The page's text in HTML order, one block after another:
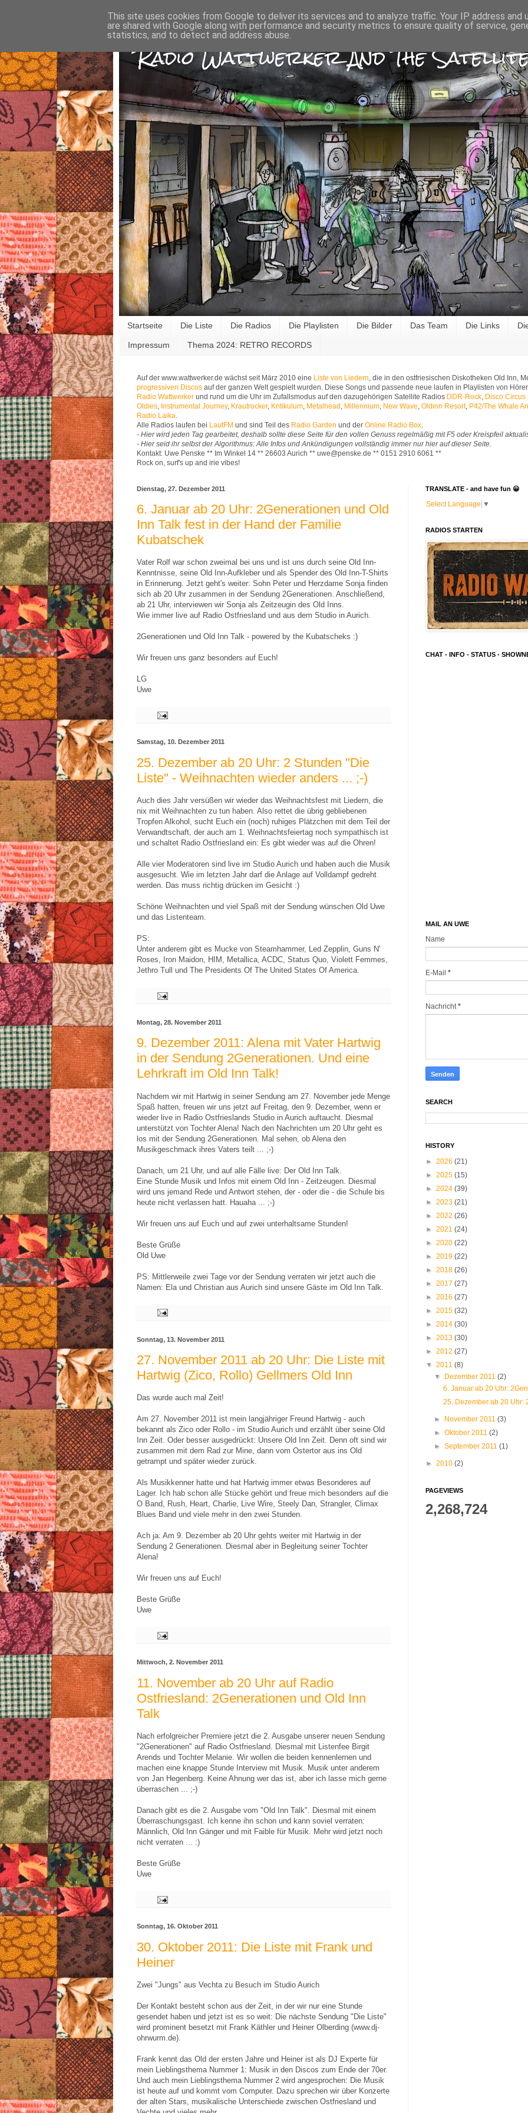
Radio Wattwerker And The
Startseite Die Liste Die Radios Die Playlisten Die Bilder Das Team Die Links
Impressum Thema 2024: RETRO RECORDS
Auf der www.wattwerker.de wächst seit März 2010 eine Liste von Liedern , die in den ostfriesischen Diskotheken Old Inn,
progressiven Discos auf der ganzen Welt gespielt wurden. Diese Songs und passende neue laufen in Playlisten von
Radio Wattwerker und rund um die Uhr im Zufallsmodus auf den dazugehörigen Satellite Radios DDR-Rock Disco Circus
Oldies Instrumental Journey, Krautrocker, Kritikulum Metalhead Millennium New Wave Oldinn Resort, P42/The Whale
Radio Laika
Alle Radios laufen bei LautFM und sind Teil des Radio Garden und der Online Radio Box
- Hier wird jeden Tag gearbeitet, deshalb sollte diese Seite für den vollen Genuss regelmäßig mit F5 oder Kreispfeil
- Hier seid ihr selbst der Algorithmus: Alle Infos und Ankündigungen vollständig immer nur hier auf dieser Seite.
Kontakt: Uwe Penske ** Im Winkel 14 ** 26603 Aurich ** uwe@penske.de ** 0151 2910 6061 **
Rock on, surf's up and irie vibes!
Dienstag, 27. Dezember 2011
6. Januar ab 20 Uhr: 2Generationen und Old
Inn Talk fest in der Hand der Familie
Kubatschek
Vater Rolf war schon zweimal bei uns und ist uns durch seine Old Inn-
Kenntnisse, seine Old Inn-Aufkleber und als Spender des Old Inn-T-Shirts
in Erinnerung. Jetzt geht's weiter: Sohn Peter und Herzdame Sonja finden
sich ab 20 Uhr zusammen in der Sendung 2Generationen. Anschließend,
ab 21 Uhr, interviewen wir Sonja als Zeitzeugin des Old Inns.
Wie immer live auf Radio Ostfriesland und aus dem Studio in Aurich.
2Generationen und Old Inn Talk - powered by the Kubatscheks :)
Wir freuen uns ganz besonders auf Euch!
LG
Uwe
Samstag, 10. Dezember 2011
25. Dezember ab 20 Uhr: 2 Stunden "Die
Liste" - Weihnachten wieder anders ... ;-)
Auch dies Jahr versüßen wir wieder das Weihnachtsfest mit Liedern, die
nix mit Weihnachten zu tun haben. Also rettet die übrig gebliebenen
Tropfen Alkohol, sucht Euch ein (noch) ruhiges Plätzchen mit dem Teil der
Verwandtschaft, der auch am 1. Weihnachtsfeiertag noch sympathisch ist
und schaltet Radio Ostfriesland ein: Es gibt wieder was auf die Ohren!
Alle vier Moderatoren sind live im Studio Aurich und haben auch die Musik
ausgesucht. Wie im letzten Jahr darf die Anlage auf Volldampf gedreht
werden. Das muss richtig drücken im Gesicht :)
Schöne Weihnachten und viel Spaß mit der Sendung wünschen Old Uwe
und das Listenteam.
PS:
Unter anderem gibt es Mucke von Steamhammer, Led Zepplin, Guns N'
Roses, Iron Maidon, HIM, Metallica, ACDC, Status Quo, Violett Femmes,
Jethro Tull und The Presidents Of The United States Of America.
Montag, 28. November 2011
9. Dezember 2011: Alena mit Vater Hartwig
in der Sendung 2Generationen. Und eine
Lehrkraft im Old Inn Talk!
Nachdem wir mit Hartwig in seiner Sendung am 27. November jede Menge
Spaß hatten, freuen wir uns jetzt auf Freitag, den 9. Dezember, wenn er
wieder live in Radio Ostfrieslands Studio in Aurich auftaucht. Diesmal
unterstützt von Tochter Alena! Nach den Nachrichten um 20 Uhr geht es
los mit der Sendung 2Generationen. Mal sehen, ob Alena den
Musikgeschmack ihres Vaters teilt ... ;-)
Danach, um 21 Uhr, und auf alle Fälle live: Der Old Inn Talk.
Eine Stunde Musik und Infos mit einem Old Inn - Zeitzeugen. Diesmal
wird uns jemand Rede und Antwort stehen, der - oder die - die Schule bis
heute nicht verlassen hatt. Hauaha ... ;-)
Wir freuen uns auf Euch und auf zwei unterhaltsame Stunden!
Beste Grüße
Old Uwe
PS: Mittlerweile zwei Tage vor der Sendung verraten wir jetzt auch die
Namen: Ela und Christian aus Aurich sind unsere Gäste im Old Inn Talk.
Sonntag, 13. November 2011
27. November 2011 ab 20 Uhr: Die Liste mit
Hartwig (Zico, Rollo) Gellmers Old Inn
Das wurde auch mal Zeit!
Am 27. November 2011 ist mein langjähriger Freund Hartwig - auch
bekannt als Zico oder Rollo - im Studio Aurich und erzählt über seine Old
Inn Zeit. Oder besser ausgedrückt: Unsere Old Inn Zeit. Denn oft sind wir
zusammen mit dem Rad zur Mine, dann vom Ostertor aus ins Old
getrampt und später wieder zurück.
Als Musikkenner hatte und hat Hartwig immer etwas Besonderes auf
Lager. Ich hab schon alle Stücke gehört und freue mich besonders auf die
O Band, Rush, Heart, Charlie, Live Wire, Steely Dan, Strangler, Climax
Blues Band und viele mehr in den zwei Stunden.
Ach ja: Am 9. Dezember ab 20 Uhr gehts weiter mit Hartwig in der
Sendung 2 Generationen. Diesmal aber in Begleitung seiner Tochter
Alena!
Wir freuen uns auf Euch!
Beste Grüße
Uwe
Mittwoch, 2. November 2011
11. November ab 20 Uhr auf Radio
Ostfriesland: 2Generationen und Old Inn
Talk
Nach erfolgreicher Premiere jetzt die 2. Ausgabe unserer neuen Sendung
"2Generationen" auf Radio Ostfriesland. Diesmal mit Listenfee Birgit
Arends und Tochter Melanie. Wir wollen die beiden kennenlernen und
machen eine knappe Stunde Interview mit Musik. Musik unter anderem
von Jan Hegenberg. Keine Ahnung wer das ist, aber ich lasse mich gerne
überraschen ... ;-)
Danach gibt es die 2. Ausgabe vom "Old Inn Talk". Diesmal mit einem
Überraschungsgast. Ich kenne ihn schon und kann soviel verraten:
Männlich, Old Inn Gänger und mit Faible für Musik. Mehr wird jetzt noch
nicht verraten ... :)
Beste Grüße
Uwe
Sonntag, 16. Oktober 2011
30. Oktober 2011: Die Liste mit Frank und
Heiner
Zwei "Jungs" aus Vechta zu Besuch im Studio Aurich
Der Kontakt besteht schon aus der Zeit, in der wir nur eine Stunde
gesendet haben und jetzt ist es so weit: Die nächste Sendung "Die Liste"
wird prominent besetzt mit Frank Käthler und Heiner Olberding (www.dj-
ohrwurm.de).
Frank kennt das Old der ersten Jahre und Heiner ist als DJ Experte für
mein Lieblingsthema Nummer 1: Musik in den Discos zum Ende der 70er.
Und auch mein Lieblingsthema Nummer 2 wird angesprochen: Die Musik
ist heute auf und kommt vom Computer. Dazu sprechen wir über Konzerte
der alten Stars, musikalische Unterschiede zwischen Ostfriesland und
TRANSLATE - and have fun 😀
Select Language ▼
RADIOS STARTEN
CHAT - INFO - STATUS -
MAIL AN UWE
Name
E-Mail *
Nachricht*
SEARCH
HISTORY
► 2026 (21)
► 2025 (15)
► 2024 (39)
► 2023 (21)
► 2022 (26)
► 2021 (24)
► 2020 (22)
► 2019 (22)
► 2018 (26)
► 2017 (27)
► 2016 (27)
► 2015 (32)
► 2014 (30)
► 2013 (30)
► 2012 (27)
▼ 2011 (8)
▼
Dezember 2011(2)
6. Januar ab 20 Uhr:
25. Dezember ab 20 Uhr:
► November 2011(3)
►Oktober 2011(2)
►September 2011(1)
► 2010 (2)
PAGEVIEWS
2,268,724
This site uses cookies from Google to deliver its services and to analyze traffic. Your IP address and
are shared with Google along with performance and security metrics to ensure quality of service,
statistics, and to detect and address abuse.